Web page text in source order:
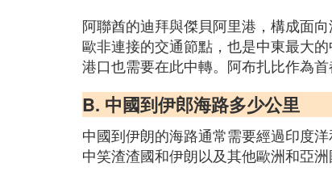
阿聯酋的迪拜與傑貝阿里港，構成面
歐非連接的交通節點，也是中東最大
港口也需要在此中轉。阿布扎比作為
B. 中國到伊郎海路多少公里
中國到伊朗的海路通常需要經過印度
中笑渣渣國和伊朗以及其他歐洲和亞